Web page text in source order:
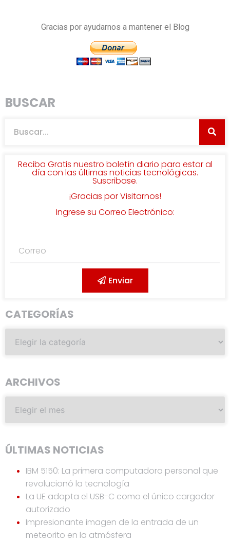
Gracias por ayudarnos a mantener el Blog
BUSCAR
Reciba Gratis nuestro boletín diario para estar al
día con las últimas noticias tecnológicas.
Suscribase.
¡Gracias por Visitarnos!
Ingrese su Correo Electrónico:
Enviar
CATEGORÍAS
ARCHIVOS
ÚLTIMAS NOTICIAS
IBM 5150: La primera computadora personal que
revolucionó la tecnología
La UE adopta el USB-C como el único cargador
autorizado
Impresionante imagen de la entrada de un
meteorito en la atmósfera